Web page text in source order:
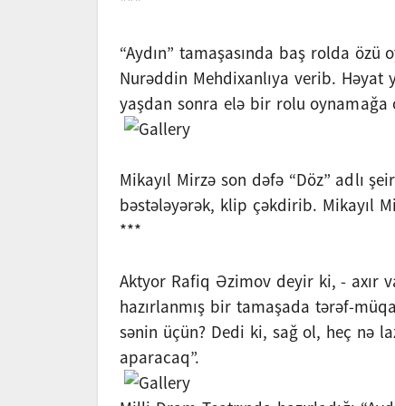
“Aydın” tamaşasında baş rolda
Nurəddin Mehdixanlıya verib. Həyat
yaşdan sonra elə bir rolu oynamağa
Mikayıl Mirzə son dəfə “Döz” adlı
bəstələyərək, klip çəkdirib. Mikayıl
***
Aktyor Rafiq Əzimov deyir ki, - axır
hazırlanmış bir tamaşada tərəf-
sənin üçün? Dedi ki, sağ ol, heç nə
aparacaq”.